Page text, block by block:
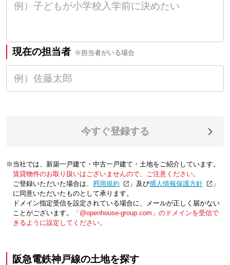
現在の担当者 ※担当者がいる場合
今すぐ登録する
※当社では、新築一戸建て・中古一戸建て・土地をご紹介しています。
賃貸物件のお取り扱いはございませんので、ご注意ください。
ご登録いただいた場合は、「利用規約 」及び「個人情報保護方針
」
に同意いただいたものとして承ります。
ドメイン指定受信を設定されている場合に、メールが正しく届かない
ことがございます。
「@openhouse-group.com」のドメインを受信で
きるように設定してください。
阪急電鉄神戸線の土地を探す